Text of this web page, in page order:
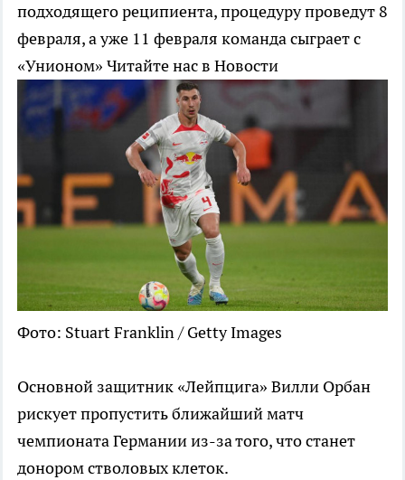
подходящего реципиента, процедуру проведут 8
февраля, а уже 11 февраля команда сыграет с
«Унионом» Читайте нас в Новости
Фото: Stuart Franklin / Getty Images
Основной защитник «Лейпцига» Вилли Орбан
рискует пропустить ближайший матч
чемпионата Германии из-за того, что станет
донором стволовых клеток.